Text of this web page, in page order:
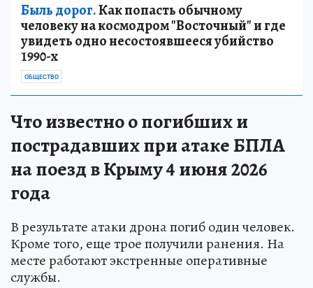
Быль дорог.Как попасть обычному
человеку на космодром "Восточный" и где
увидеть одно несостоявшееся убийство
1990-х
ОБЩЕСТВО
Что известно о погибших и
пострадавших при атаке БПЛА
на поезд в Крыму 4 июня 2026
года
В результате атаки дрона погиб один человек.
Кроме того, еще трое получили ранения. На
месте работают экстренные оперативные
службы.